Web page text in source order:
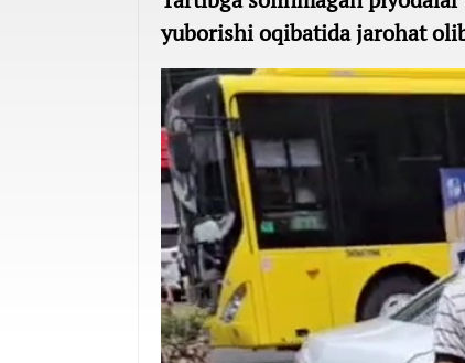
yuborishi oqibatida jarohat